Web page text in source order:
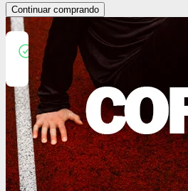
Continuar comprando
Close